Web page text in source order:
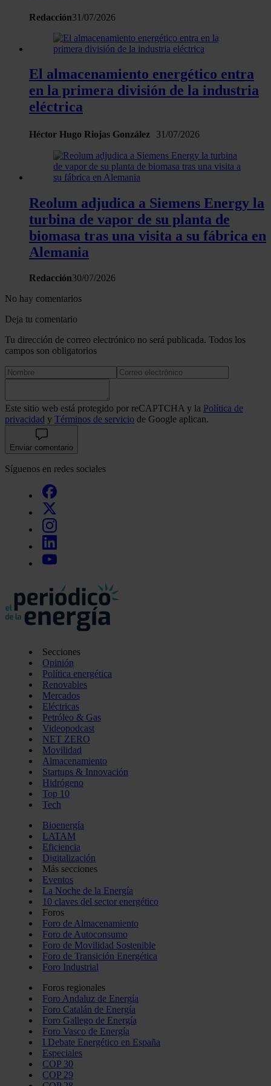
información sobre el uso que haga del sitio web con
nuestros partners de redes sociales, publicidad y análisis
web, quienes pueden combinarla con otra información
que les haya proporcionado o que hayan recopilado a
partir del uso que haya hecho de sus servicios.
Redacción31/07/2026
El almacenamiento energético entra
en la primera división de la industria
eléctrica
Héctor Hugo Riojas González 31/07/2026
Reolum adjudica a Siemens Energy la
turbina de vapor de su planta de
biomasa tras una visita a su fábrica en
Alemania
Redacción30/07/2026
No hay comentarios
Deja tu comentario
Tu dirección de correo electrónico no será publicada. Todos los
campos son obligatorios
Este sitio web está protegido por reCAPTCHA y la Política de
privacidad y Términos de servicio de Google aplican.
Enviar comentario
Síguenos en redes sociales
Secciones
Opinión
Política energética
Renovables
Mercados
Eléctricas
Petróleo & Gas
Videopodcast
NET ZERO
Movilidad
Almacenamiento
Startups & Innovación
Hidrógeno
Top 10
Tech
Bioenergía
LATAM
Eficiencia
Digitalización
Más secciones
Eventos
La Noche de la Energía
10 claves del sector energético
Foros
Foro de Almacenamiento
Foro de Autoconsumo
Foro de Movilidad Sostenible
Foro de Transición Energética
Foro Industrial
Foros regionales
Foro Andaluz de Energía
Foro Catalán de Energía
Foro Gallego de Energía
Foro Vasco de Energía
I Debate Energético en España
Especiales
COP 30
COP 29